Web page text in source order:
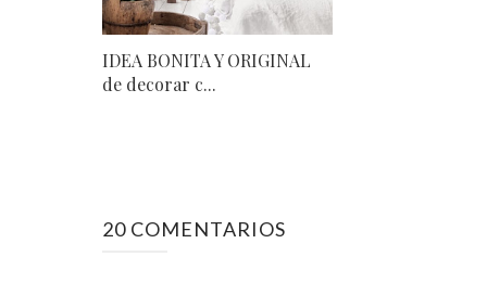
IDEA BONITA Y ORIGINAL
de decorar c...
20 COMENTARIOS